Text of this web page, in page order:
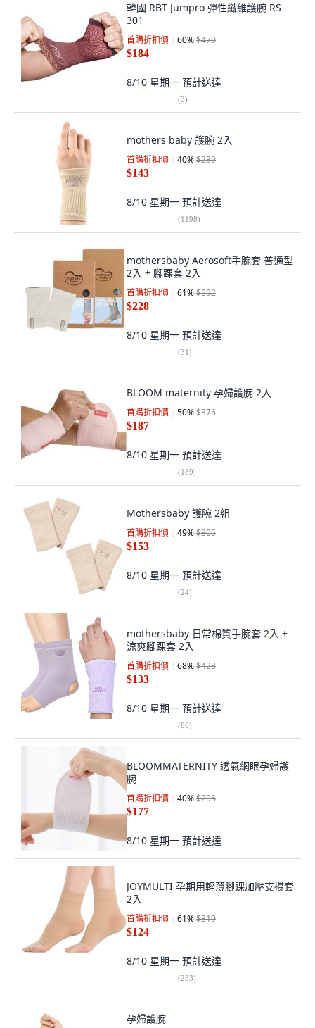
韓國 RBT Jumpro 彈性纖維護腕 RS-
301
首購折扣價 60%$470
$184
8/10 星期一 預計送達
(3)
mothers baby 護腕 2入
首購折扣價 40%$239
$143
8/10 星期一 預計送達
(1198)
mothersbaby Aerosoft手腕套 普通型
2入 + 腳踝套 2入
首購折扣價 61%$592
$228
8/10 星期一 預計送達
(31)
BLOOM maternity 孕婦護腕 2入
首購折扣價 50%$376
$187
8/10 星期一 預計送達
(189)
Mothersbaby 護腕 2組
首購折扣價 49%$305
$153
8/10 星期一 預計送達
(24)
mothersbaby 日常棉質手腕套 2入 +
涼爽腳踝套 2入
首購折扣價 68%$423
$133
8/10 星期一 預計送達
(86)
BLOOMMATERNITY 透氣網眼孕婦護
腕
首購折扣價 40%$295
$177
8/10 星期一 預計送達
JOYMULTI 孕期用輕薄腳踝加壓支撐套
2入
首購折扣價 61%$319
$124
8/10 星期一 預計送達
(233)
孕婦護腕